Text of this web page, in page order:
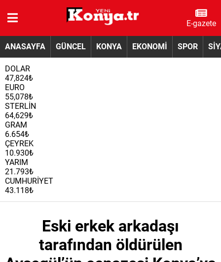
E-gazete
ANASAYFA GÜNCEL KONYA EKONOMİ SPOR
DOLAR
47,824₺
EURO
55,078₺
STERLİN
64,629₺
GRAM
6.654₺
ÇEYREK
10.930₺
YARIM
21.793₺
CUMHURİYET
43.118₺
Eski erkek arkadaşı
tarafından öldürülen